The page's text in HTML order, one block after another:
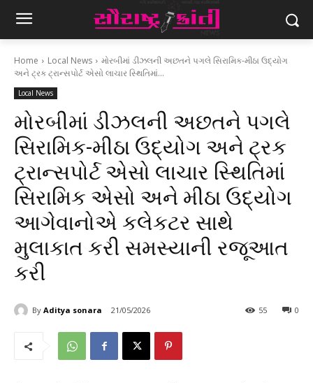
Home Local News
મોરબીમાં ડીઝલની અછતને પગલે સિરામિક-મીઠા ઉદ્યોગ
અને ટ્રક ટ્રાન્સપોર્ટ એસો લાચાર સ્થિતિમાં...
Local News
મોરબીમાં ડીઝલની અછતને પગલે
સિરામિક-મીઠા ઉદ્યોગ અને ટ્રક
ટ્રાન્સપોર્ટ એસો લાચાર સ્થિતિમાં
સિરામિક એસો અને મીઠા ઉદ્યોગ
આગેવાનોએ કલેકટર સાથે
મુલાકાત કરી સમસ્યાની રજૂઆત
કરી
By Aditya sonara 21/05/2026 0
55